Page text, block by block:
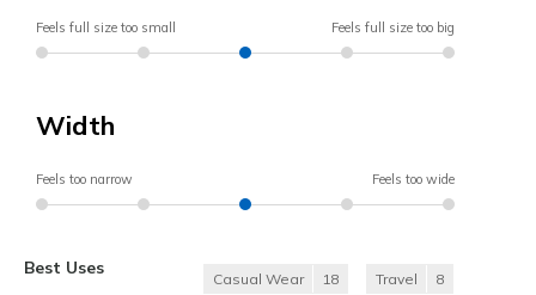
Feels full size too small Feels full size too big
Width
Feels too narrow Feels too wide
Best Uses
Casual Wear 18 Travel 8